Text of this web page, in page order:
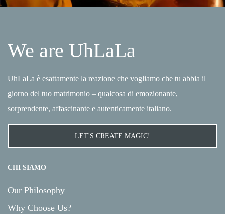
We are UhLaLa
UhLaLa è esattamente la reazione che vogliamo che tu abbia il
giorno del tuo matrimonio – qualcosa di emozionante,
sorprendente, affascinante e autenticamente italiano.
LET'S CREATE MAGIC!
CHI SIAMO
Our Philosophy
Why Choose Us?